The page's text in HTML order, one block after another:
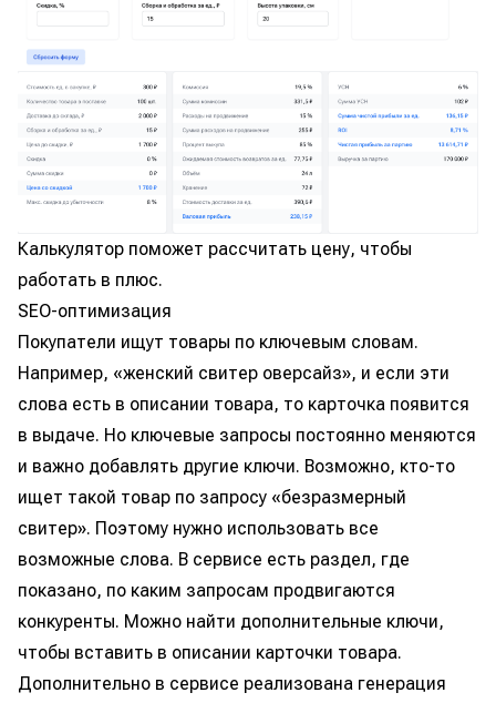
Калькулятор поможет рассчитать цену, чтобы
работать в плюс.
SEO-оптимизация
Покупатели ищут товары по ключевым словам.
Например, «женский свитер оверсайз», и если эти
слова есть в описании товара, то карточка появится
в выдаче. Но ключевые запросы постоянно меняются
и важно добавлять другие ключи. Возможно, кто-то
ищет такой товар по запросу «безразмерный
свитер». Поэтому нужно использовать все
возможные слова. В сервисе есть раздел, где
показано, по каким запросам продвигаются
конкуренты. Можно найти дополнительные ключи,
чтобы вставить в описании карточки товара.
Дополнительно в сервисе реализована генерация